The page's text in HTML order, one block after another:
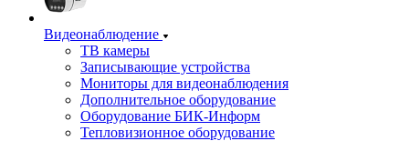
Видеонаблюдение
ТВ камеры
Записывающие устройства
Мониторы для видеонаблюдения
Дополнительное оборудование
Оборудование БИК-Информ
Тепловизионное оборудование